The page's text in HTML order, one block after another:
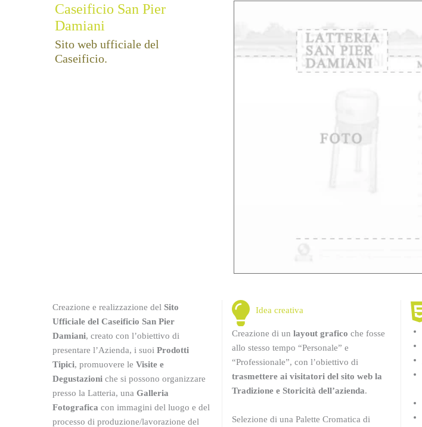
Caseificio San Pier
Damiani
Sito web ufficiale del
Caseificio.
Creazione e realizzazione del Sito
Ufficiale del Caseificio San Pier
Damiani, creato con l’obiettivo di
presentare l’Azienda, i suoi Prodotti
Tipici, promuovere le Visite e
Degustazioni che si possono organizzare
presso la Latteria, una Galleria
Fotografica con immagini del luogo e del
processo di produzione/lavorazione del
Idea creativa
Creazione di un layout grafico che fosse
allo stesso tempo “Personale” e
“Professionale”, con l’obiettivo di
trasmettere ai visitatori del sito web la
Tradizione e Storicità dell’azienda.
Selezione di una Palette Cromatica di